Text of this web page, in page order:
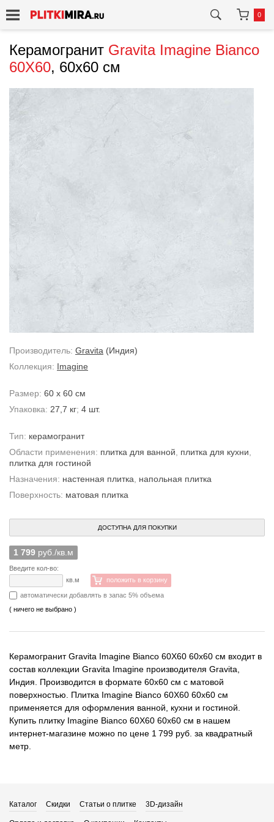
0
Керамогранит Gravita Imagine Bianco
60X60, 60x60 см
Производитель: Gravita (Индия)
Коллекция: Imagine
Размер: 60 x 60 см
Упаковка: 27,7 кг; 4 шт.
Тип: керамогранит
Области применения: плитка для ванной плитка для кухни
плитка для гостиной
Назначения: настенная плитка
напольная плитка
Поверхность: матовая плитка
ДОСТУПНА ДЛЯ ПОКУПКИ
1 799 руб./кв.м
Введите кол-во:
кв.м
положить в корзину
автоматически добавлять в запас 5% объема
( ничего не выбрано )
Керамогранит Gravita Imagine Bianco 60X60 60x60 см входит в
состав коллекции Gravita Imagine производителя Gravita,
Индия. Производится в формате 60x60 см с матовой
поверхностью. Плитка Imagine Bianco 60X60 60x60 см
применяется для оформления ванной, кухни и гостиной.
Купить плитку Imagine Bianco 60X60 60x60 см в нашем
интернет-магазине можно по цене 1 799 руб. за квадратный
метр.
Каталог Скидки Статьи о плитке 3D-дизайн